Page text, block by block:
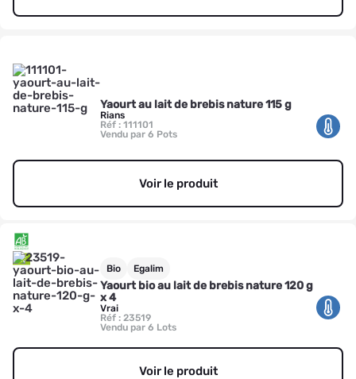
Yaourt au lait de brebis nature 115 g
Rians
Réf : 111101
Vendu par 6 Pots
Voir le produit
Bio Egalim
Yaourt bio au lait de brebis nature 120 g
x 4
Vrai
Réf : 23519
Vendu par 6 Lots
Voir le produit